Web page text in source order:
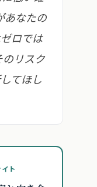
あなたの
ロでは
リスク
てほし
ト